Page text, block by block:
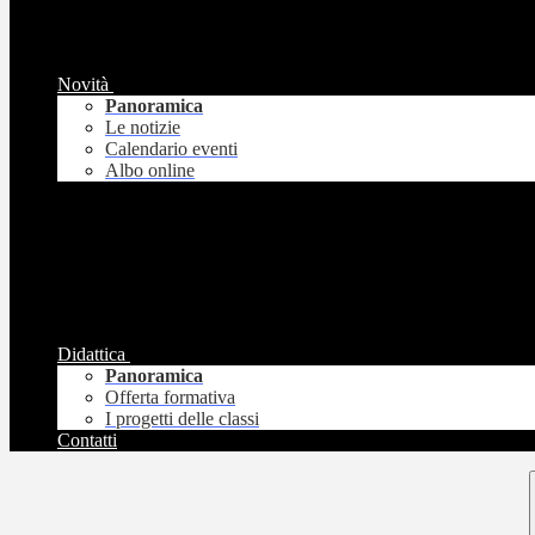
Novità
Panoramica
Le notizie
Calendario eventi
Albo online
Didattica
Panoramica
Offerta formativa
I progetti delle classi
Contatti